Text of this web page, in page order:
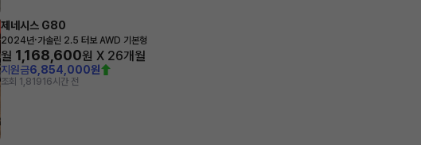
제네시스 G80
2024년·가솔린 2.5 터보 AWD 기본형
월 1,168,600원 X 26개월
지원금6,854,000원
조회 1,81916시간 전